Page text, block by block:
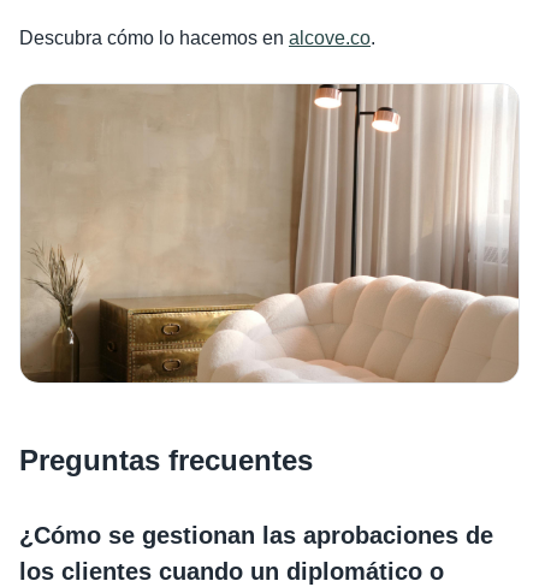
Descubra cómo lo hacemos en alcove.co.
Preguntas frecuentes
¿Cómo se gestionan las aprobaciones de
los clientes cuando un diplomático o